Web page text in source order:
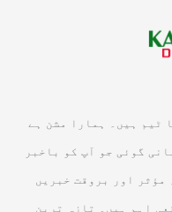
ٹیم ہیں۔ ہمارا مشن ہے
گوئی جو آپ کو باخبر
اور بروقت خبریں
اہم ہیں۔ تازہ ترین